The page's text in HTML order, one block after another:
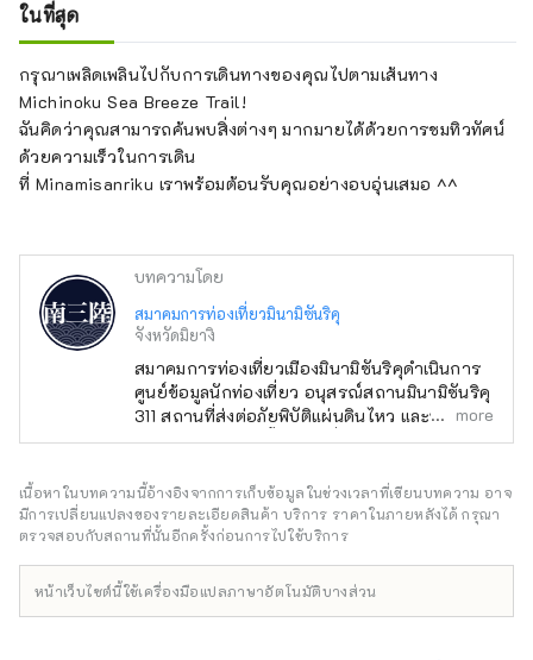
ในที่สุด
กรุณาเพลิดเพลินไปกับการเดินทางของคุณไปตามเส้นทาง
Michinoku Sea Breeze Trail!
ฉันคิดว่าคุณสามารถค้นพบสิ่งต่างๆ มากมายได้ด้วยการชมทิวทัศน์
ด้วยความเร็วในการเดิน
ที่ Minamisanriku เราพร้อมต้อนรับคุณอย่างอบอุ่นเสมอ ^^
บทความโดย
สมาคมการท่องเที่ยวมินามิซันริคุ
จังหวัดมิยางิ
สมาคมการท่องเที่ยวเมืองมินามิซันริคุดำเนินการ
ศูนย์ข้อมูลนักท่องเที่ยว อนุสรณ์สถานมินามิซันริคุ
311 สถานที่ส่งต่อภัยพิบัติแผ่นดินไหว และที่ตั้งแคม
ป์คามิวาริซากิ จุดตั้งแคมป์ที่มองเห็นวิวทะเล เรา
ทัศนศึกษาในโรงเรียนและการฝึกอบรมของ
องค์กร โปรดมายังเมืองที่คุณสามารถเรียนรู้
"การใช้ชีวิตร่วมกับธรรมชาติ" ได้ภายในหนึ่ง
more
เนื้อหาในบทความนี้อ้างอิงจากการเก็บข้อมูลในช่วงเวลาที่เขียนบทความ อาจ
มีการเปลี่ยนแปลงของรายละเอียดสินค้า บริการ ราคาในภายหลังได้ กรุณา
ตรวจสอบกับสถานที่นั้นอีกครั้งก่อนการไปใช้บริการ
หน้าเว็บไซต์นี้ใช้เครื่องมือแปลภาษาอัตโนมัติบางส่วน